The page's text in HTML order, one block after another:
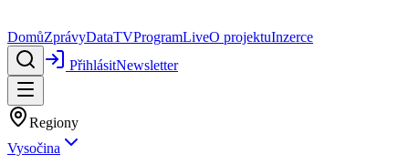
DomůZprávyDataTVProgramLiveO projektuInzerce
PřihlásitNewsletter
Regiony
Vysočina